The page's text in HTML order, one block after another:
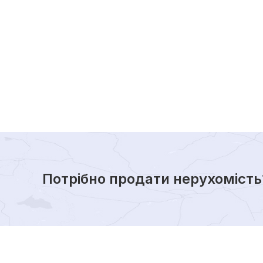
Потрібно продати